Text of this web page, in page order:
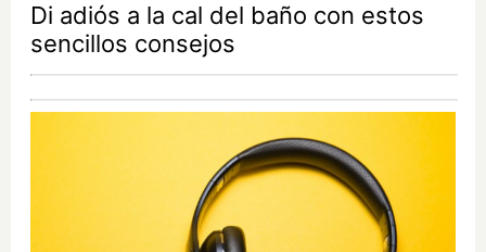
Di adiós a la cal del baño con estos
sencillos consejos